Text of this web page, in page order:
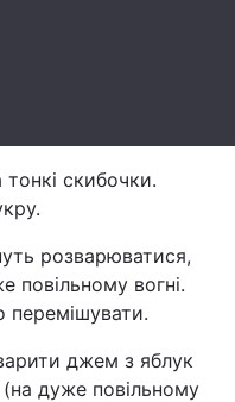
скибочки.
розварюватися,
повільному вогні.
перемішувати.
джем з яблук
дуже повільному